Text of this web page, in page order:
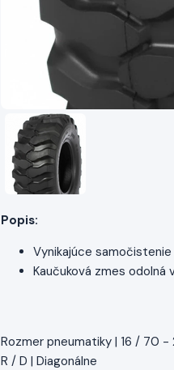
Popis:
Vynikajúce
Kaučuková zmes
Rozmer pneumatiky | 16 / 70 -
R / D | Diagonálne